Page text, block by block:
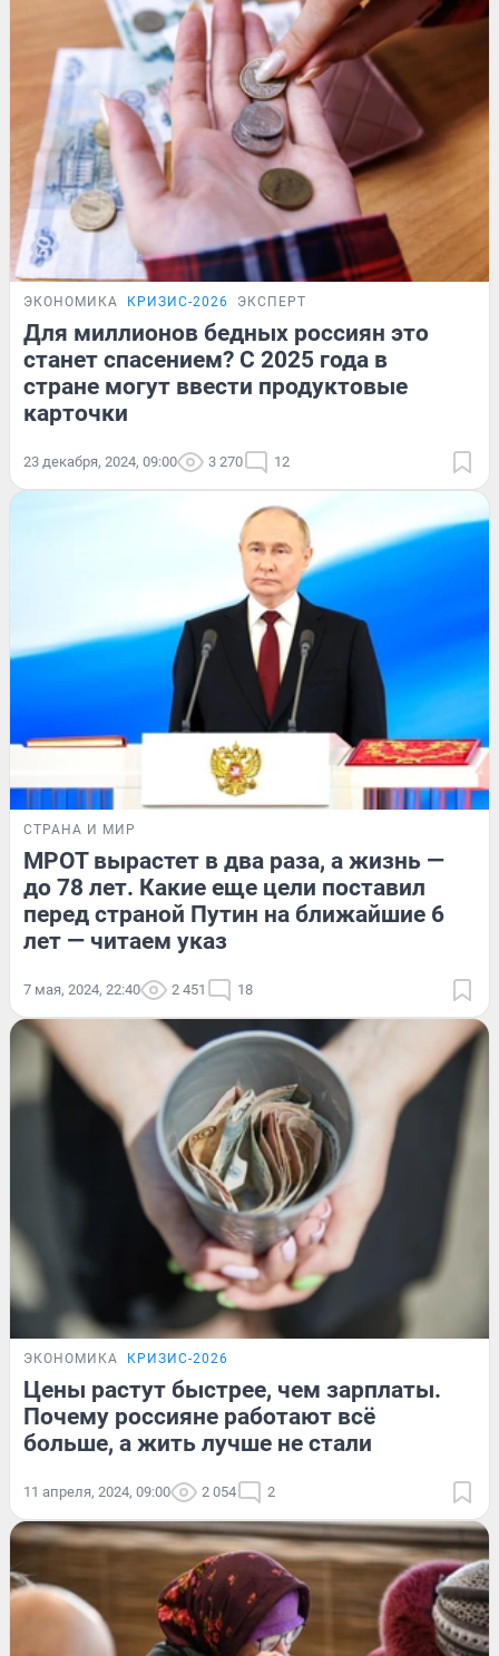
ЭКОНОМИКА КРИЗИС-2026 ЭКСПЕРТ
Для миллионов бедных россиян это
станет спасением? С 2025 года в
стране могут ввести продуктовые
карточки
23 декабря, 2024, 09:00 3 270 12
СТРАНА И МИР
МРОТ вырастет в два раза, а жизнь —
до 78 лет. Какие еще цели поставил
перед страной Путин на ближайшие 6
лет — читаем указ
7 мая, 2024, 22:40 2 451 18
ЭКОНОМИКА КРИЗИС-2026
Цены растут быстрее, чем зарплаты.
Почему россияне работают всё
больше, а жить лучше не стали
11 апреля, 2024, 09:00 2 054 2